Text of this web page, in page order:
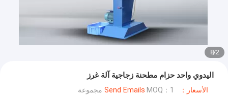
2
/
8
اليدوي واحد حزام مطحنة زجاجية آلة غرز
الأسعار：Send Emails MOQ：1 مجموعة